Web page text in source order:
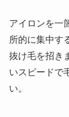
アイロンを一
所的に集中す
抜け毛を招き
いスピードで
い。